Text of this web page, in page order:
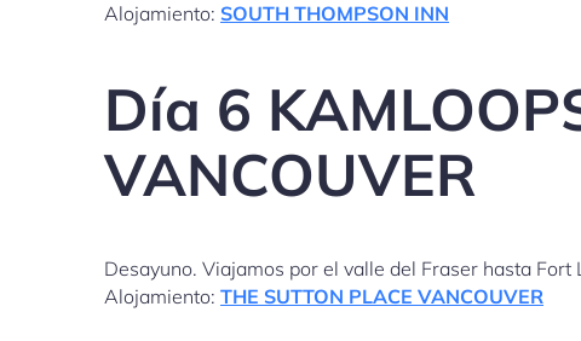
Alojamiento: SOUTH THOMPSON INN
Día 6
VANCOUVER
Desayuno. Viajamos por el valle del Fraser hasta
Alojamiento: THE SUTTON PLACE VANCOUVER